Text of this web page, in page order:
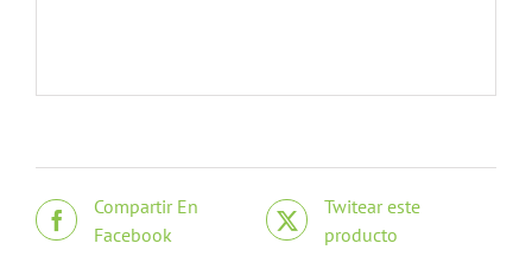
Compartir En
Facebook
Twitear este
producto